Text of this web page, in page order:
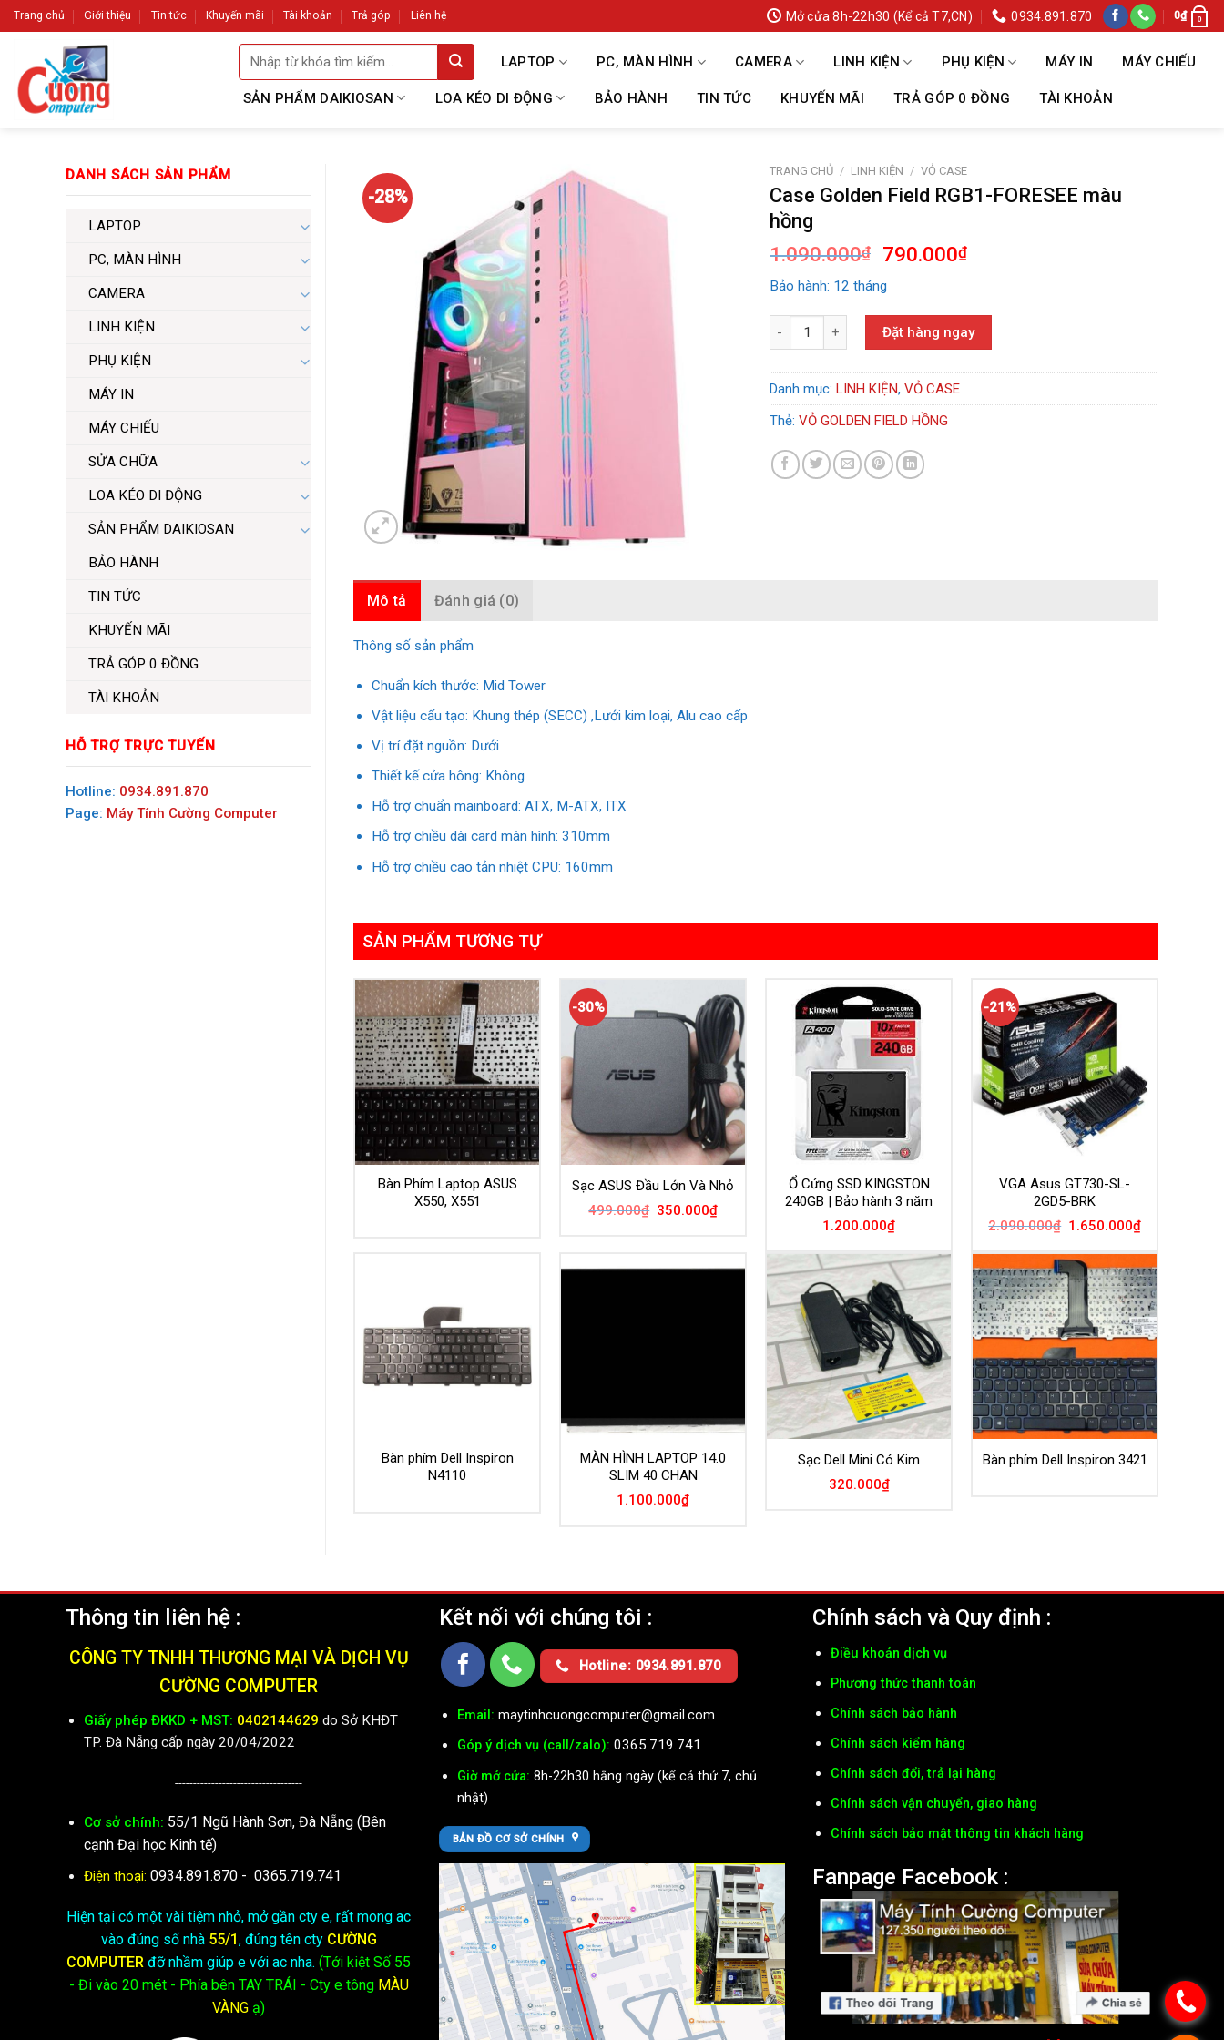
Skip
to
Trang chủ Giới thiệu Tin tức Khuyến mãi Tài khoản Trả góp Liên hệ Mở cửa 8h-22h30 (Kể cả T7,CN) 0934.891.870 0₫ 0
Tìm
kiếm:
LAPTOP PC, MÀN HÌNH CAMERA LINH KIỆN PHỤ KIỆN MÁY IN MÁY CHIẾU
SẢN PHẨM DAIKIOSAN LOA KÉO DI ĐỘNG BẢO HÀNH TIN TỨC KHUYẾN MÃI TRẢ GÓP 0 ĐỒNG TÀI KHOẢN
DANH SÁCH SẢN PHẨM
LAPTOP
PC, MÀN HÌNH
CAMERA
LINH KIỆN
PHỤ KIỆN
MÁY IN
MÁY CHIẾU
SỬA CHỮA
LOA KÉO DI ĐỘNG
SẢN PHẨM DAIKIOSAN
BẢO HÀNH
TIN TỨC
KHUYẾN MÃI
TRẢ GÓP 0 ĐỒNG
TÀI KHOẢN
HỖ TRỢ TRỰC TUYẾN
Hotline: 0934.891.870
Page: Máy Tính Cường Computer
-28%
TRANG CHỦ / LINH KIỆN / VỎ CASE
Case Golden Field RGB1-FORESEE màu
hồng
1.090.000₫
Giá
là:
1.090.000₫.
790.000₫Giá
là:
790.000₫.
Bảo hành: 12 tháng
Case Golden Field RGB1-FORESEE màu hồng số lượng
Đặt hàng ngay
Danh mục: LINH KIỆN, VỎ CASE
Thẻ: VỎ GOLDEN FIELD HỒNG
Mô tả Đánh giá (0)
Thông số sản phẩm
Chuẩn kích thước: Mid Tower
Vật liệu cấu tạo: Khung thép (SECC) ,Lưới kim loại, Alu cao cấp
Vị trí đặt nguồn: Dưới
Thiết kế cửa hông: Không
Hỗ trợ chuẩn mainboard: ATX, M-ATX, ITX
Hỗ trợ chiều dài card màn hình: 310mm
Hỗ trợ chiều cao tản nhiệt CPU: 160mm
SẢN PHẨM TƯƠNG TỰ
Bàn Phím Laptop ASUS
X550, X551
-30%
Sạc ASUS Đầu Lớn Và Nhỏ
499.000₫ Giá
350.000₫Giá
hiện
350.000₫.
Ổ Cứng SSD KINGSTON
240GB | Bảo hành 3 năm
1.200.000₫
-21%
VGA Asus GT730-SL-
2GD5-BRK
2.090.000₫ Giá
2.090.000₫.
1.650.000₫Giá
hiện
1.650.000₫.
Bàn phím Dell Inspiron
N4110
MÀN HÌNH LAPTOP 14.0
SLIM 40 CHAN
1.100.000₫
Sạc Dell Mini Có Kim
320.000₫
Bàn phím Dell Inspiron 3421
Thông tin liên hệ :
CÔNG TY TNHH THƯƠNG MẠI VÀ DỊCH VỤ
CƯỜNG COMPUTER
Giấy phép ĐKKD + MST: 0402144629 do Sở KHĐT
TP. Đà Nẵng cấp ngày 20/04/2022
-----------------------------------
Cơ sở chính: 55/1 Ngũ Hành Sơn, Đà Nẵng (Bên
cạnh Đại học Kinh tế)
Điện thoại: 0934.891.870 - 0365.719.741
Hiện tại có một vài tiệm nhỏ, mở gần cty e, rất mong ac
vào đúng số nhà 55/1 , đúng tên cty CƯỜNG
COMPUTER đỡ nhầm giúp e với ac nha. (Tới kiệt Số 55
- Đi vào 20 mét - Phía bên TAY TRÁI - Cty e tôngMÀU
VÀNG ạ)
Kết nối với chúng tôi :
Hotline: 0934.891.870
Email: maytinhcuongcomputer@gmail.com
Góp ý dịch vụ (call/zalo): 0365.719.741
Giờ mở cửa: 8h-22h30 hằng ngày (kể cả thứ 7, chủ
nhật)
BẢN ĐỒ CƠ SỞ CHÍNH
Chính sách và Quy định :
Điều khoản dịch vụ
Phương thức thanh toán
Chính sách bảo hành
Chính sách kiểm hàng
Chính sách đổi, trả lại hàng
Chính sách vận chuyển, giao hàng
Chính sách bảo mật thông tin khách hàng
Fanpage Facebook :